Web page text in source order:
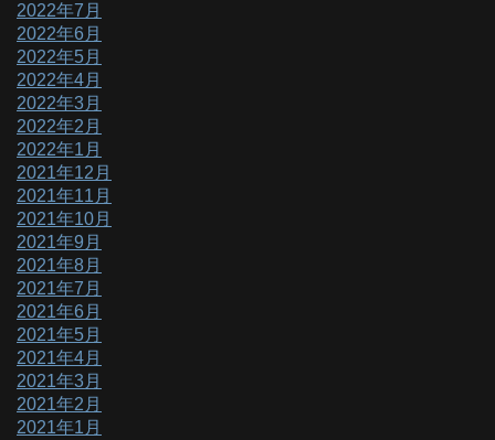
2022年7月
2022年6月
2022年5月
2022年4月
2022年3月
2022年2月
2022年1月
2021年12月
2021年11月
2021年10月
2021年9月
2021年8月
2021年7月
2021年6月
2021年5月
2021年4月
2021年3月
2021年2月
2021年1月